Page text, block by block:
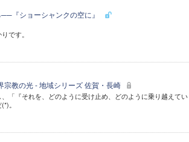
『ショーシャンクの空に』
です。
教の光 - 地域シリーズ 佐賀・長崎
「『それを、どのように受け止め、どのように乗り越えてい
。